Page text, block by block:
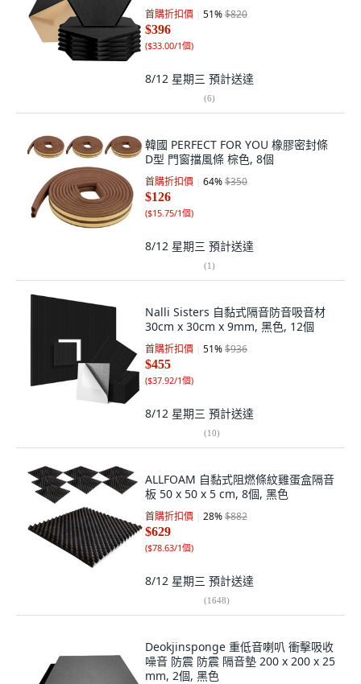
首購折扣價 51%$820
$396
($33.00/1個)
8/12 星期三 預計送達
(6)
韓國 PERFECT FOR YOU 橡膠密封條
D型 門窗擋風條 棕色, 8個
首購折扣價 64%$350
$126
($15.75/1個)
8/12 星期三 預計送達
(1)
Nalli Sisters 自黏式隔音防音吸音材
30cm x 30cm x 9mm, 黑色, 12個
首購折扣價 51%$936
$455
($37.92/1個)
8/12 星期三 預計送達
(10)
ALLFOAM 自黏式阻燃條紋雞蛋盒隔音
板 50 x 50 x 5 cm, 8個, 黑色
首購折扣價 28%$882
$629
($78.63/1個)
8/12 星期三 預計送達
(1648)
Deokjinsponge 重低音喇叭 衝擊吸收
噪音 防震 防震 隔音墊 200 x 200 x 25
mm, 2個, 黑色